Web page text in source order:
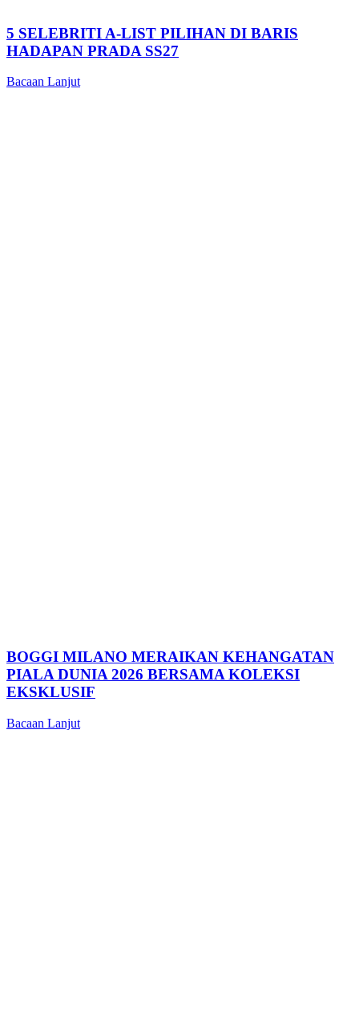
5 SELEBRITI A-LIST PILIHAN DI BARIS
HADAPAN PRADA SS27
Bacaan Lanjut
BOGGI MILANO MERAIKAN KEHANGATAN
PIALA DUNIA 2026 BERSAMA KOLEKSI
EKSKLUSIF
Bacaan Lanjut